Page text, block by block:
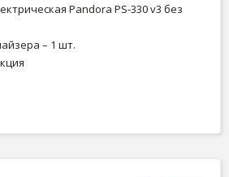
Pandora PS-330 v3 без
– 1 шт.